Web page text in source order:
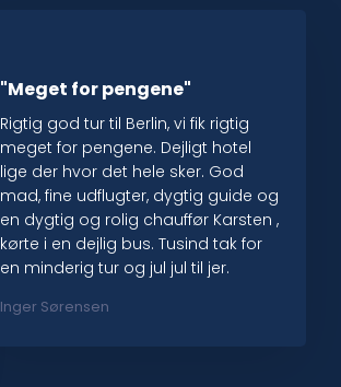
"Meget for pengene"
Rigtig god tur til Berlin, vi fik rigtig
meget for pengene. Dejligt hotel
lige der hvor det hele sker. God
mad, fine udflugter, dygtig guide og
en dygtig og rolig chauffør Karsten ,
kørte i en dejlig bus. Tusind tak for
en minderig tur og jul jul til jer.
Inger Sørensen